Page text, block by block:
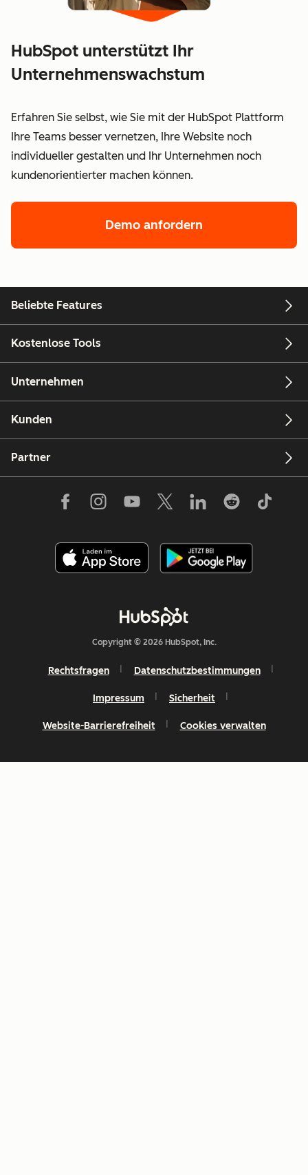
HubSpot unterstützt Ihr
Unternehmenswachstum
Erfahren Sie selbst, wie Sie mit der HubSpot Plattform
Ihre Teams besser vernetzen, Ihre Website noch
individueller gestalten und Ihr Unternehmen noch
kundenorientierter machen können.
Demo anfordern
Beliebte Features
Kostenlose Tools
Unternehmen
Kunden
Partner
Copyright © 2026 HubSpot, Inc.
Rechtsfragen Datenschutzbestimmungen
Impressum Sicherheit
Website-Barrierefreiheit Cookies verwalten